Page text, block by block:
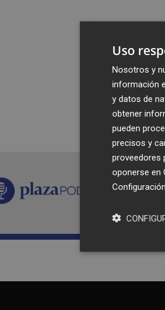
Uso
Nosotros y
información
y datos de
obtener
pueden
precisos y
proveedores
oponerse en